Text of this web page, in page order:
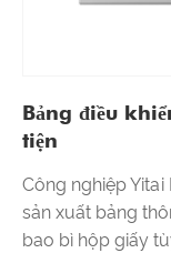
Bảng điều
tiện
Công nghiệp
sản xuất bảng
bao bì hộp giấy